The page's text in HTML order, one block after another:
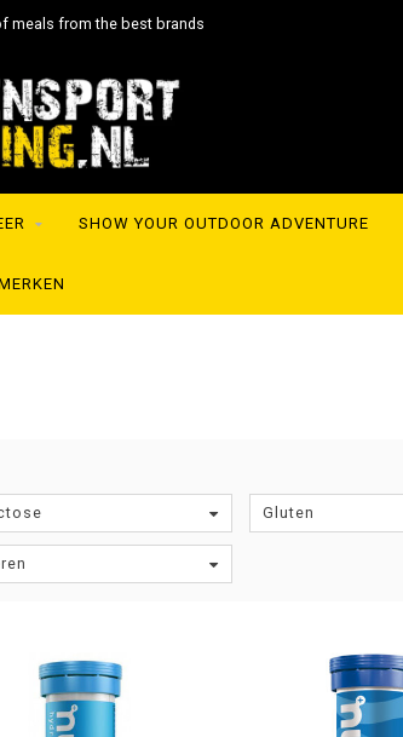
meals from the best brands
SHOW YOUR OUTDOOR ADVENTURE
Gluten